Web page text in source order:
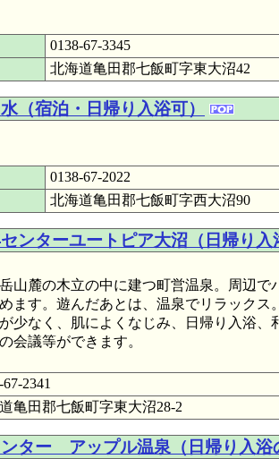
0138-67-3345
北海道亀田郡七飯町字東大沼42
（宿泊・日帰り入浴可）
0138-67-2022
北海道亀田郡七飯町字西大沼90
ンターユートピア大沼（日帰り入
山麓の木立の中に建つ町営温泉。周辺で
ます。遊んだあとは、温泉でリラックス
少なく、肌によくなじみ、日帰り入浴、
会議等ができます。
2341
亀田郡七飯町字東大沼28-2
ター アップル温泉（日帰り入浴